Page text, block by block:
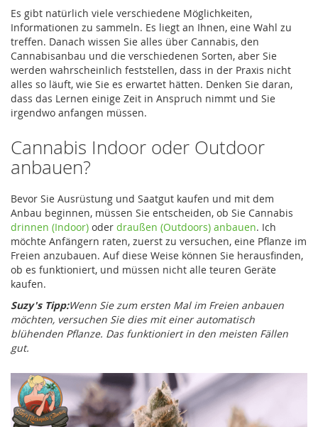
Es gibt natürlich viele verschiedene Möglichkeiten,
Informationen zu sammeln. Es liegt an Ihnen, eine Wahl zu
treffen. Danach wissen Sie alles über Cannabis, den
Cannabisanbau und die verschiedenen Sorten, aber Sie
werden wahrscheinlich feststellen, dass in der Praxis nicht
alles so läuft, wie Sie es erwartet hätten. Denken Sie daran,
dass das Lernen einige Zeit in Anspruch nimmt und Sie
irgendwo anfangen müssen.
Cannabis Indoor oder Outdoor
anbauen?
Bevor Sie Ausrüstung und Saatgut kaufen und mit dem
Anbau beginnen, müssen Sie entscheiden, ob Sie Cannabis
drinnen (Indoor) oder draußen (Outdoors) anbauen. Ich
möchte Anfängern raten, zuerst zu versuchen, eine Pflanze im
Freien anzubauen. Auf diese Weise können Sie herausfinden,
ob es funktioniert, und müssen nicht alle teuren Geräte
kaufen.
Suzy's Tipp:Wenn Sie zum ersten Mal im Freien anbauen
möchten, versuchen Sie dies mit einer automatisch
blühenden Pflanze. Das funktioniert in den meisten Fällen
gut.